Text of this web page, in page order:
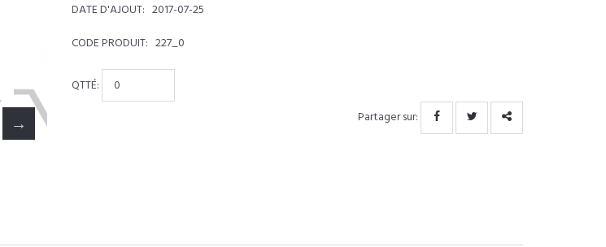
DATE D'AJOUT: 2017-07-25
CODE PRODUIT: 227_0
QTTÉ:
Partager sur: